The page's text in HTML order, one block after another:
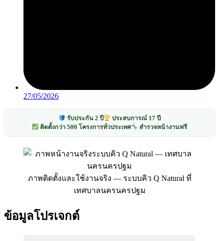
27/05/2026
รับประกัน 2 ปี
ประสบการณ์ 17 ปี
ติดตั้งกว่า 500 โครงการทั่วประเทศ
สำรวจหน้างานฟรี
ภาพติดตั้งและใช้งานจริง — ระบบคิว Q Natural ที่
เทศบาลนครนครปฐม
ข้อมูลโปรเจกต์